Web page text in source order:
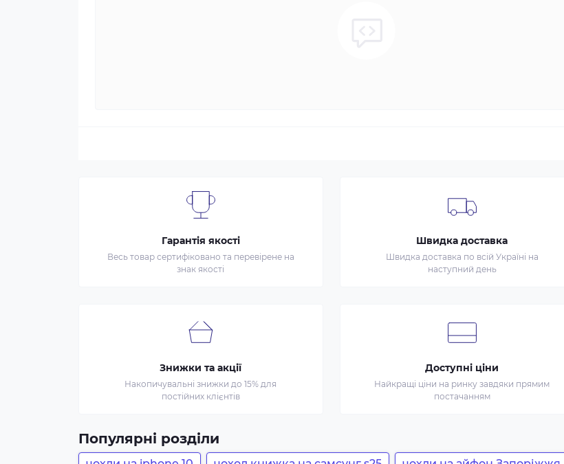
Гарантія якості
Весь товар сертифіковано та перевірене на
знак якості
Швидка доставка
Швидка доставка по всій Україні на
наступний день
Знижки та акції
Накопичувальні знижки до 15% для
постійних клієнтів
Доступні ціни
Найкращі ціни на ринку завдяки прямим
постачанням
Популярні розділи